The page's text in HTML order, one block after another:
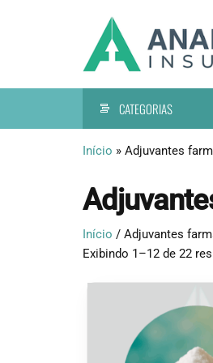
CATEGORIAS
Início » Adjuvantes
Início / Adjuvantes
Exibindo 1–12 de 22